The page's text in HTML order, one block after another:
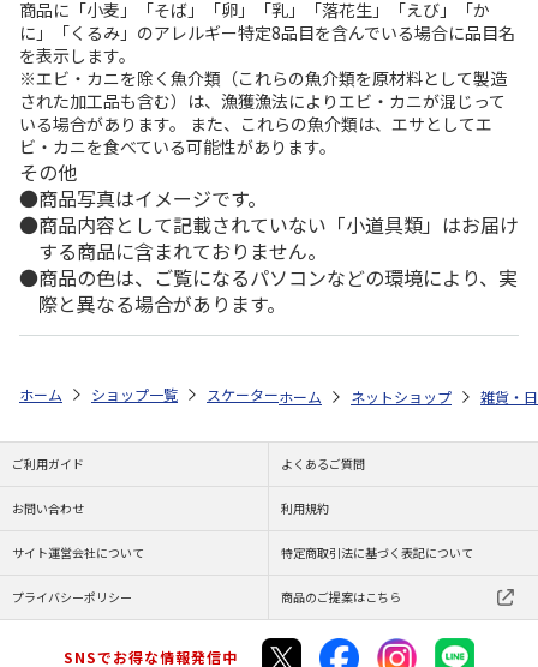
商品に「小麦」「そば」「卵」「乳」「落花生」「えび」「か
に」「くるみ」のアレルギー特定8品目を含んでいる場合に品目名
を表示します。
※エビ・カニを除く魚介類（これらの魚介類を原材料として製造
された加工品も含む）は、漁獲漁法によりエビ・カニが混じって
いる場合があります。 また、これらの魚介類は、エサとしてエ
ビ・カニを食べている可能性があります。
その他
商品写真はイメージです。
商品内容として記載されていない「小道具類」はお届け
する商品に含まれておりません。
商品の色は、ご覧になるパソコンなどの環境により、実
際と異なる場合があります。
ホーム ショップ一覧 スケーター 抗菌食洗機対応スライド式トリオ
ホーム ネットショップ 雑貨・
ご利用ガイド よくあるご質問
お問い合わせ 利用規約
サイト運営会社について 特定商取引法に基づく表記について
プライバシーポリシー 商品のご提案はこちら
SNSでお得な情報発信中